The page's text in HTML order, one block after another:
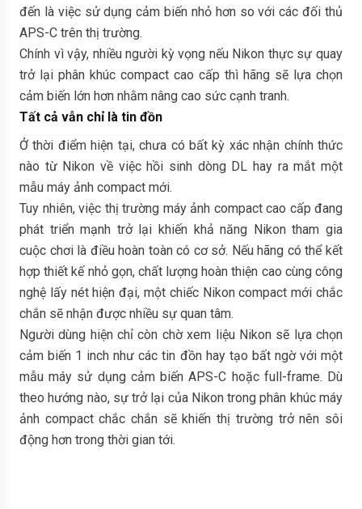
đến là việc sử dụng cảm biến nhỏ hơn so với các đối thủ
APS-C trên thị trường.
Chính vì vậy, nhiều người kỳ vọng nếu Nikon thực sự quay
trở lại phân khúc compact cao cấp thì hãng sẽ lựa chọn
cảm biến lớn hơn nhằm nâng cao sức cạnh tranh.
Tất cả vẫn chỉ là tin đồn
Ở thời điểm hiện tại, chưa có bất kỳ xác nhận chính thức
nào từ Nikon về việc hồi sinh dòng DL hay ra mắt một
mẫu máy ảnh compact mới.
Tuy nhiên, việc thị trường máy ảnh compact cao cấp đang
phát triển mạnh trở lại khiến khả năng Nikon tham gia
cuộc chơi là điều hoàn toàn có cơ sở. Nếu hãng có thể kết
hợp thiết kế nhỏ gọn, chất lượng hoàn thiện cao cùng công
nghệ lấy nét hiện đại, một chiếc Nikon compact mới chắc
chắn sẽ nhận được nhiều sự quan tâm.
Người dùng hiện chỉ còn chờ xem liệu Nikon sẽ lựa chọn
cảm biến 1 inch như các tin đồn hay tạo bất ngờ với một
mẫu máy sử dụng cảm biến APS-C hoặc full-frame. Dù
theo hướng nào, sự trở lại của Nikon trong phân khúc máy
ảnh compact chắc chắn sẽ khiến thị trường trở nên sôi
động hơn trong thời gian tới.